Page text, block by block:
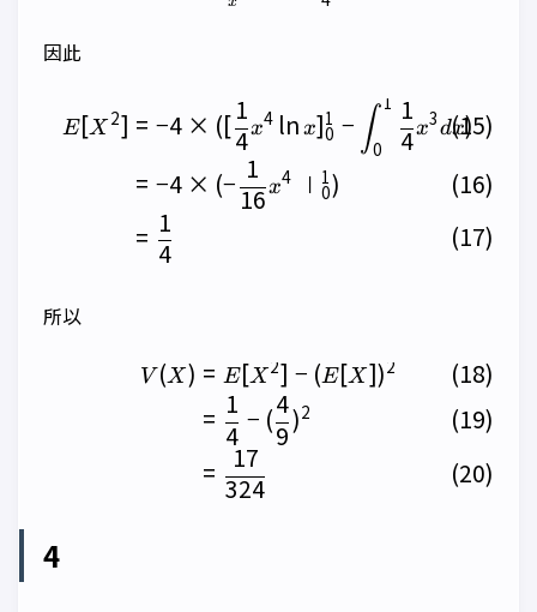
因此
\begin{align} E[X^2] &=
E[X 2] = −4 × ([4
1
x4 ln x]0
1 − ∫0
1
4
1
x3dx)
= −4 × (−16
1
x4 ∣0
1)
= 4
1
所以
\begin{align} V(X) &=
V (X) = E[X2] − (E[X])2
= 4
1 − (9
4)2
= 324
17
4